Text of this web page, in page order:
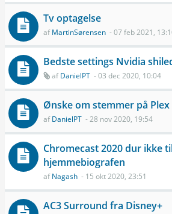
Tv optagelse
afMartinSørensen - 07 feb 2021,
Bedste settings Nvidia
afDanielPT - 03 dec 2020, 10:04
Ønske om stemmer på
afDanielPT - 28 nov 2020, 19:54
Chromecast 2020 dur ikke
hjemmebiografen
afNagash - 15 okt 2020, 23:51
AC3 Surround fra Disney+